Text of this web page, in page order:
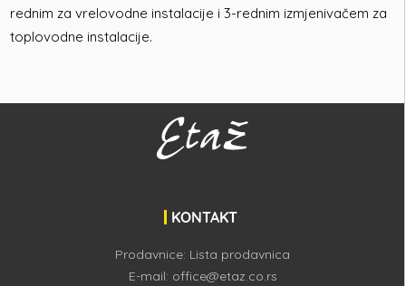
rednim za vrelovodne instalacije i 3-rednim izmjenivačem za
toplovodne instalacije.
KONTAKT
Prodavnice: Lista prodavnica
E-mail: office@etaz.co.rs